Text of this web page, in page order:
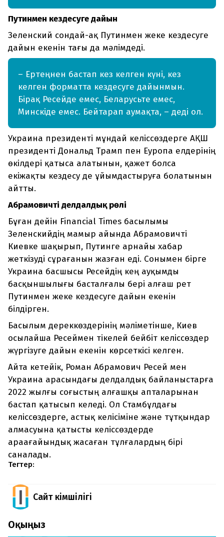
Путинмен кездесуге дайын
Зеленский сондай-ақ Путинмен жеке кездесуге
дайын екенін тағы да мәлімдеді.
– Ертеңнен бастап кез келген күні, кез
келген форматта кездесуге дайынмын.
Бірақ Ресейде емес, Беларусьте емес,
Минскіде емес. Бейтарап аумақта, – деді ол.
Украина президенті мұндай келіссөздерге АҚШ
президенті Дональд Трамп пен Еуропа елдерінің
өкілдері қатыса алатынын, қажет болса
екіжақты кездесу де ұйымдастыруға болатынын
айтты.
Абрамовичтің делдалдық рөлі
Бұған дейін Financial Times басылымы
Зеленскийдің мамыр айында Абрамовичті
Киевке шақырып, Путинге арнайы хабар
жеткізуді сұрағанын жазған еді. Сонымен бірге
Украина басшысы Ресейдің кең ауқымды
басқыншылығы басталғалы бері алғаш рет
Путинмен жеке кездесуге дайын екенін
білдірген.
Басылым дереккөздерінің мәліметінше, Киев
осылайша Ресеймен тікелей бейбіт келіссөздер
жүргізуге дайын екенін көрсеткісі келген.
Айта кетейік, Роман Абрамович Ресей мен
Украина арасындағы делдалдық байланыстарға
2022 жылғы соғыстың алғашқы апталарынан
бастап қатысып келеді. Ол Стамбұлдағы
келіссөздерге, астық келісіміне және тұтқындар
алмасуына қатысты келіссөздерде
араағайындық жасаған тұлғалардың бірі
саналады.
Тегтер:
Сайт Әкімшілігі
Оқыңыз